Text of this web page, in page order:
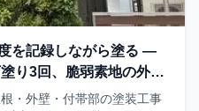
を記録しながら塗る —
り3回、脆弱素地の外壁
・外壁・付帯部の塗装工事